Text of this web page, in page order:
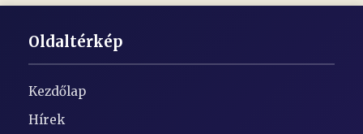
Oldaltérkép
Kezdőlap
Hírek